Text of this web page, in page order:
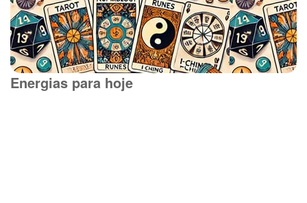
Energias para hoje